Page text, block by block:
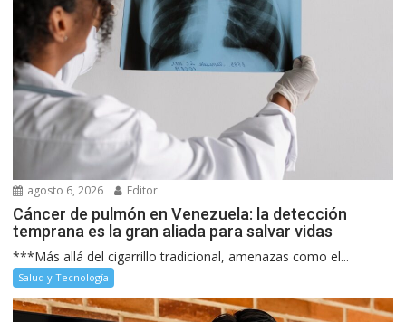
agosto 6, 2026 Editor
Cáncer de pulmón en Venezuela: la detección
temprana es la gran aliada para salvar vidas
***Más allá del cigarrillo tradicional, amenazas como el...
Salud y Tecnología